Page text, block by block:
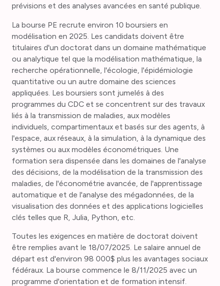
prévisions et des analyses avancées en santé publique.
La bourse PE recrute environ 10 boursiers en
modélisation en 2025. Les candidats doivent être
titulaires d'un doctorat dans un domaine mathématique
ou analytique tel que la modélisation mathématique, la
recherche opérationnelle, l'écologie, l'épidémiologie
quantitative ou un autre domaine des sciences
appliquées. Les boursiers sont jumelés à des
programmes du CDC et se concentrent sur des travaux
liés à la transmission de maladies, aux modèles
individuels, compartimentaux et basés sur des agents, à
l'espace, aux réseaux, à la simulation, à la dynamique des
systèmes ou aux modèles économétriques. Une
formation sera dispensée dans les domaines de l'analyse
des décisions, de la modélisation de la transmission des
maladies, de l'économétrie avancée, de l'apprentissage
automatique et de l'analyse des mégadonnées, de la
visualisation des données et des applications logicielles
clés telles que R, Julia, Python, etc.
Toutes les exigences en matière de doctorat doivent
être remplies avant le 18/07/2025. Le salaire annuel de
départ est d'environ 98 000$ plus les avantages sociaux
fédéraux. La bourse commence le 8/11/2025 avec un
programme d'orientation et de formation intensif.